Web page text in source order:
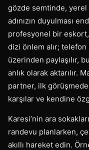
gözde semtinde, yerel
adınızın duyulması
profesyonel bir
dizi önlem alır;
üzerinden paylaşılır,
anlık olarak aktarılır.
partner, ilk
karşılar ve kendine
Karesi’nin ara
randevu planlarken,
akıllı hareket edin.